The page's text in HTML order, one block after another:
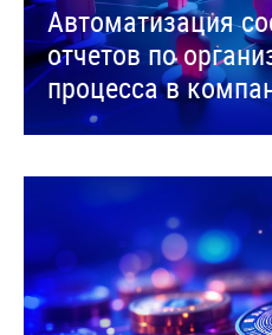
Автоматизация
отчетов по
процесса в